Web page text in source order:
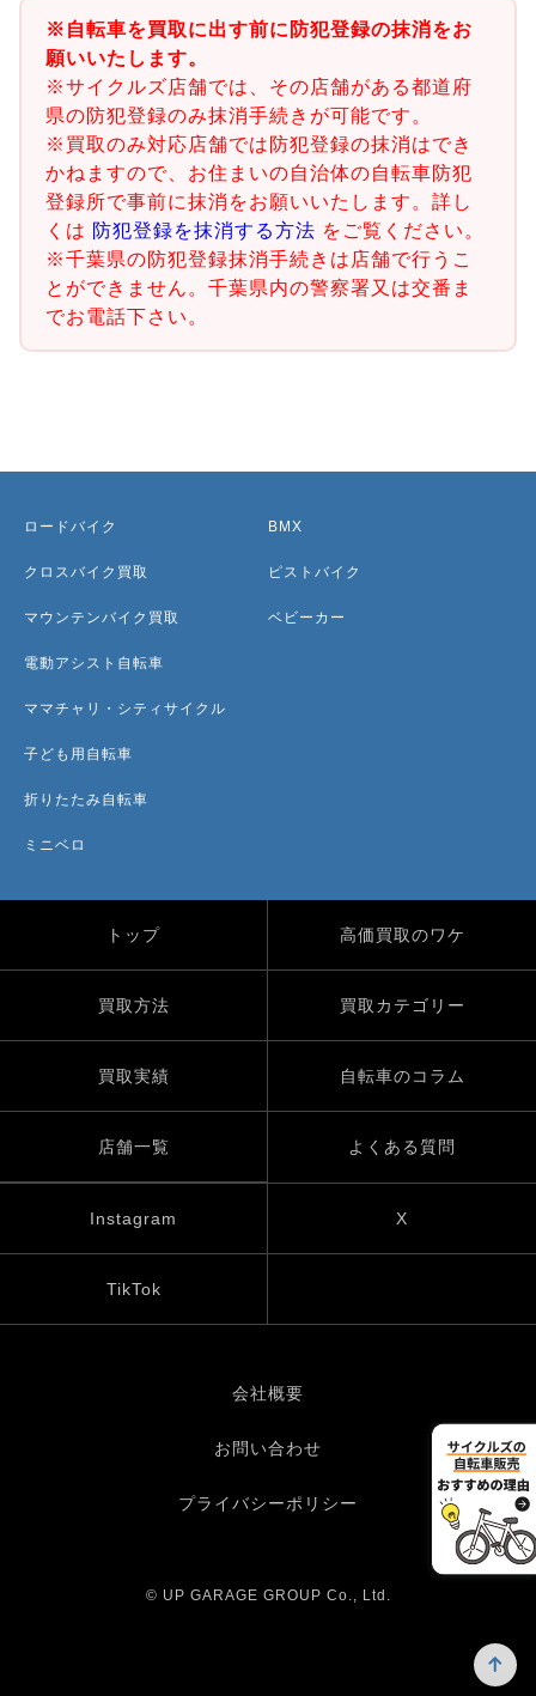
※自転車を買取に出す前に防犯登録の抹消をお
願いいたします。
※サイクルズ店舗では、その店舗がある都道府
県の防犯登録のみ抹消手続きが可能です。
※買取のみ対応店舗では防犯登録の抹消はでき
かねますので、お住まいの自治体の自転車防犯
登録所で事前に抹消をお願いいたします。詳し
くは 防犯登録を抹消する方法 をご覧ください。
※千葉県の防犯登録抹消手続きは店舗で行うこ
とができません。千葉県内の警察署又は交番ま
でお電話下さい。
ロードバイク
クロスバイク買取
マウンテンバイク買取
電動アシスト自転車
ママチャリ・シティサイクル
子ども用自転車
折りたたみ自転車
ミニベロ
BMX
ピストバイク
ベビーカー
トップ 高価買取のワケ
買取方法 買取カテゴリー
買取実績 自転車のコラム
店舗一覧 よくある質問
Instagram X
TikTok
会社概要
お問い合わせ
プライバシーポリシー
© UP GARAGE GROUP Co., Ltd.